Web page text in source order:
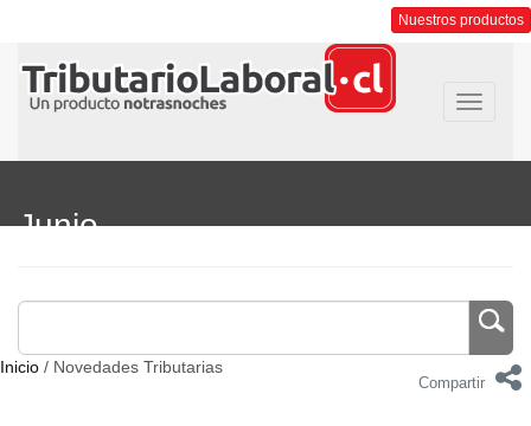
Nuestros productos
Toggle
Junio
Inicio / Novedades Tributarias
Compartir